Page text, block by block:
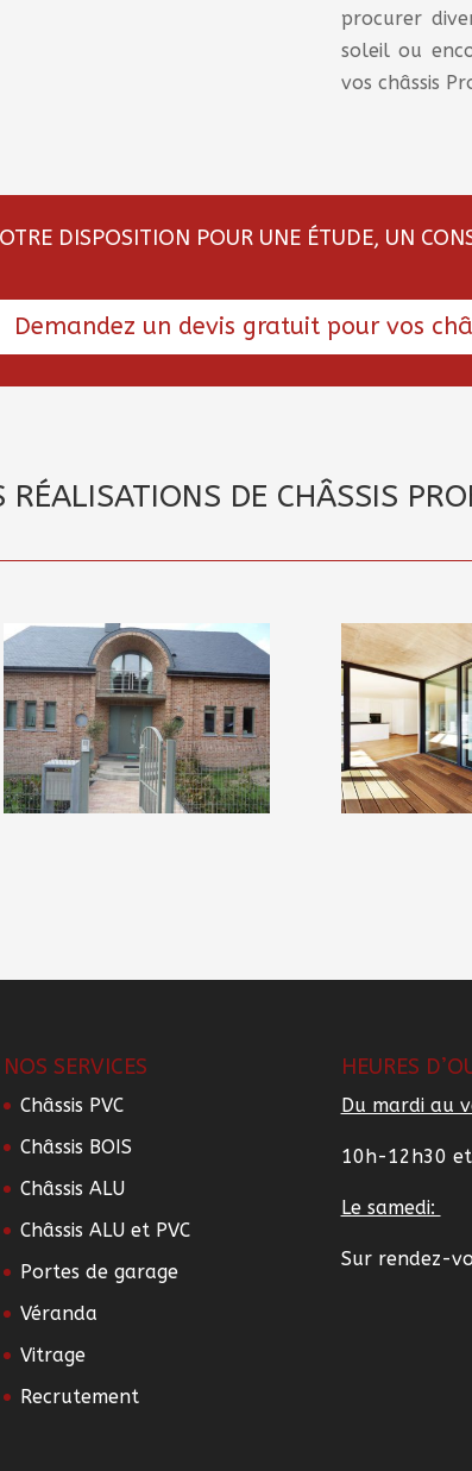
procurer
soleil ou
vos châssis
DISPOSITION POUR UNE ÉTUDE, UN
Demandez un devis gratuit pour vos
RÉALISATIONS DE CHÂSSIS
NOS SERVICES
Châssis PVC
Châssis BOIS
Châssis ALU
Châssis ALU et PVC
Portes de garage
Véranda
Vitrage
Recrutement
HEURES
Du mardi au
10h-12h30
Le samedi:
Sur rendez-